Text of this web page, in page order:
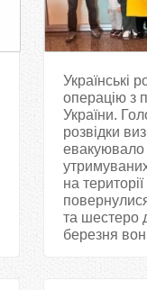
Українські
операцію з
України.
розвідки
евакуювало
на
та шестеро
березня